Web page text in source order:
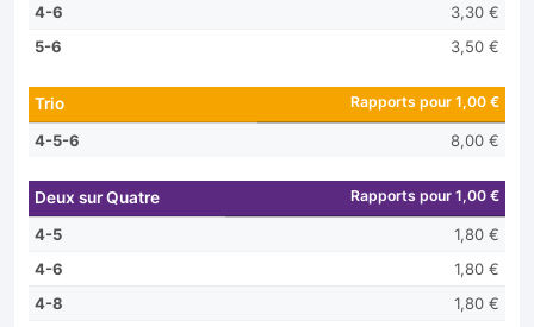
4-6
3,30 €
5-6
3,50 €
Trio Rapports pour 1,00 €
4-5-6 8,00 €
Deux sur Quatre Rapports pour 1,00 €
4-5
1,80 €
4-6
1,80 €
4-8
1,80 €